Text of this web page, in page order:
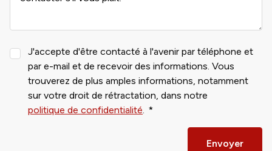
J'accepte d'être contacté à l'avenir par téléphone et
par e-mail et de recevoir des informations. Vous
trouverez de plus amples informations, notamment
sur votre droit de rétractation, dans notre
politique de confidentialité.
Envoyer